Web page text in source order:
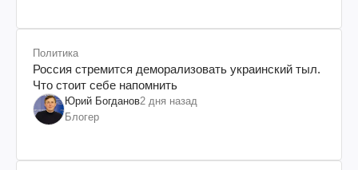
Политика
Россия стремится деморализовать украинский тыл.
Что стоит себе напомнить
Юрий Богданов2 дня назад
Блогер